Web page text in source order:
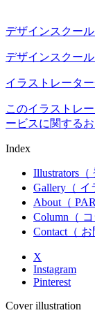
デザインスクー
デザインスクー
イラストレータ
このイラストレ
ービスに関する
Index
Illustrators
Gallery （
About （
Column （
Contact （
X
Instagram
Pinterest
Cover illustration